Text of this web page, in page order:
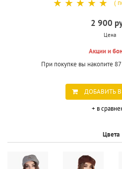
☆
☆
☆
☆
☆ (
2 900
Цена
Акции и
При покупке вы накопите 87
ДОБАВИТЬ
+ в
Цвета